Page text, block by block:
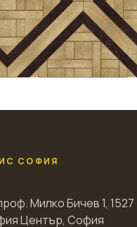
СОФИЯ
Милко Бичев 1, 1527
Център, София